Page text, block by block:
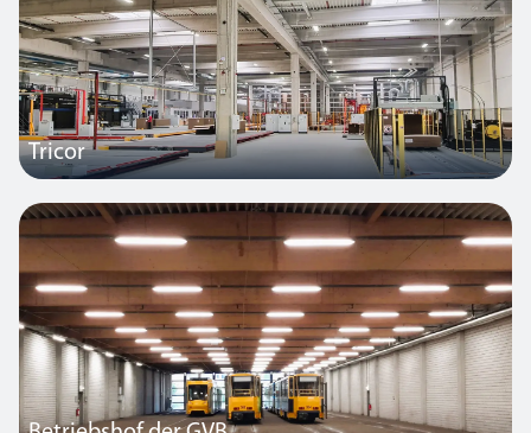
Tricor
Tricor suchte nach nachhaltigen und effizienten
Beleuchtungsprodukten, die seinen ehrgeizigen
Nachhaltigkeitszielen entsprechen. SchahlLED wurde mit der
Planung und Lieferung des gesamten Beleuchtungssystems
beauftragt, das eine Gesamtfläche von 170.000 Quadratmetern
abdeckt.